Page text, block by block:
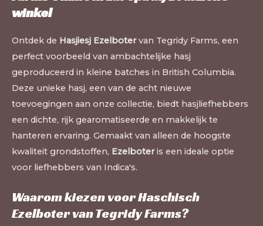
winkel
Ontdek de Hasjiesj Ezelbotervan Tegridy Farms, een
perfect voorbeeld van ambachtelijke hasj
geproduceerd in kleine batches in British Columbia.
Deze unieke hasj, een van de acht nieuwe
toevoegingen aan onze collectie, biedt hasjliefhebbers
een dichte, rijk gearomatiseerde en makkelijk te
hanteren ervaring. Gemaakt van alleen de hoogste
kwaliteit grondstoffen, Ezelboteris een ideale optie
voor liefhebbers van Indica's.
Waarom kiezen voor Haschisch
Ezelboter van Tegridy Farms?